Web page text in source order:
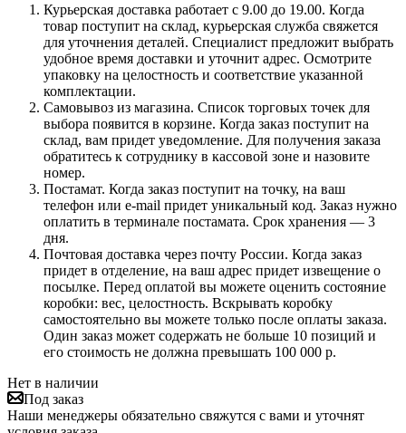
Курьерская доставка работает с 9.00 до 19.00. Когда
товар поступит на склад, курьерская служба свяжется
для уточнения деталей. Специалист предложит выбрать
удобное время доставки и уточнит адрес. Осмотрите
упаковку на целостность и соответствие указанной
комплектации.
Самовывоз из магазина. Список торговых точек для
выбора появится в корзине. Когда заказ поступит на
склад, вам придет уведомление. Для получения заказа
обратитесь к сотруднику в кассовой зоне и назовите
номер.
Постамат. Когда заказ поступит на точку, на ваш
телефон или e-mail придет уникальный код. Заказ нужно
оплатить в терминале постамата. Срок хранения — 3
дня.
Почтовая доставка через почту России. Когда заказ
придет в отделение, на ваш адрес придет извещение о
посылке. Перед оплатой вы можете оценить состояние
коробки: вес, целостность. Вскрывать коробку
самостоятельно вы можете только после оплаты заказа.
Один заказ может содержать не больше 10 позиций и
его стоимость не должна превышать 100 000 р.
Нет в наличии
Под заказ
Наши менеджеры обязательно свяжутся с вами и уточнят